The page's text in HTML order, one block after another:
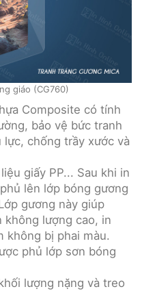
giáo (CG760)
Composite có tính
bảo vệ bức tranh
chống trầy xước và
giấy PP... Sau khi in
lên lớp bóng gương
gương này giúp
không lượng cao, in
không bị phai màu.
phủ lớp sơn bóng
lượng nặng và treo